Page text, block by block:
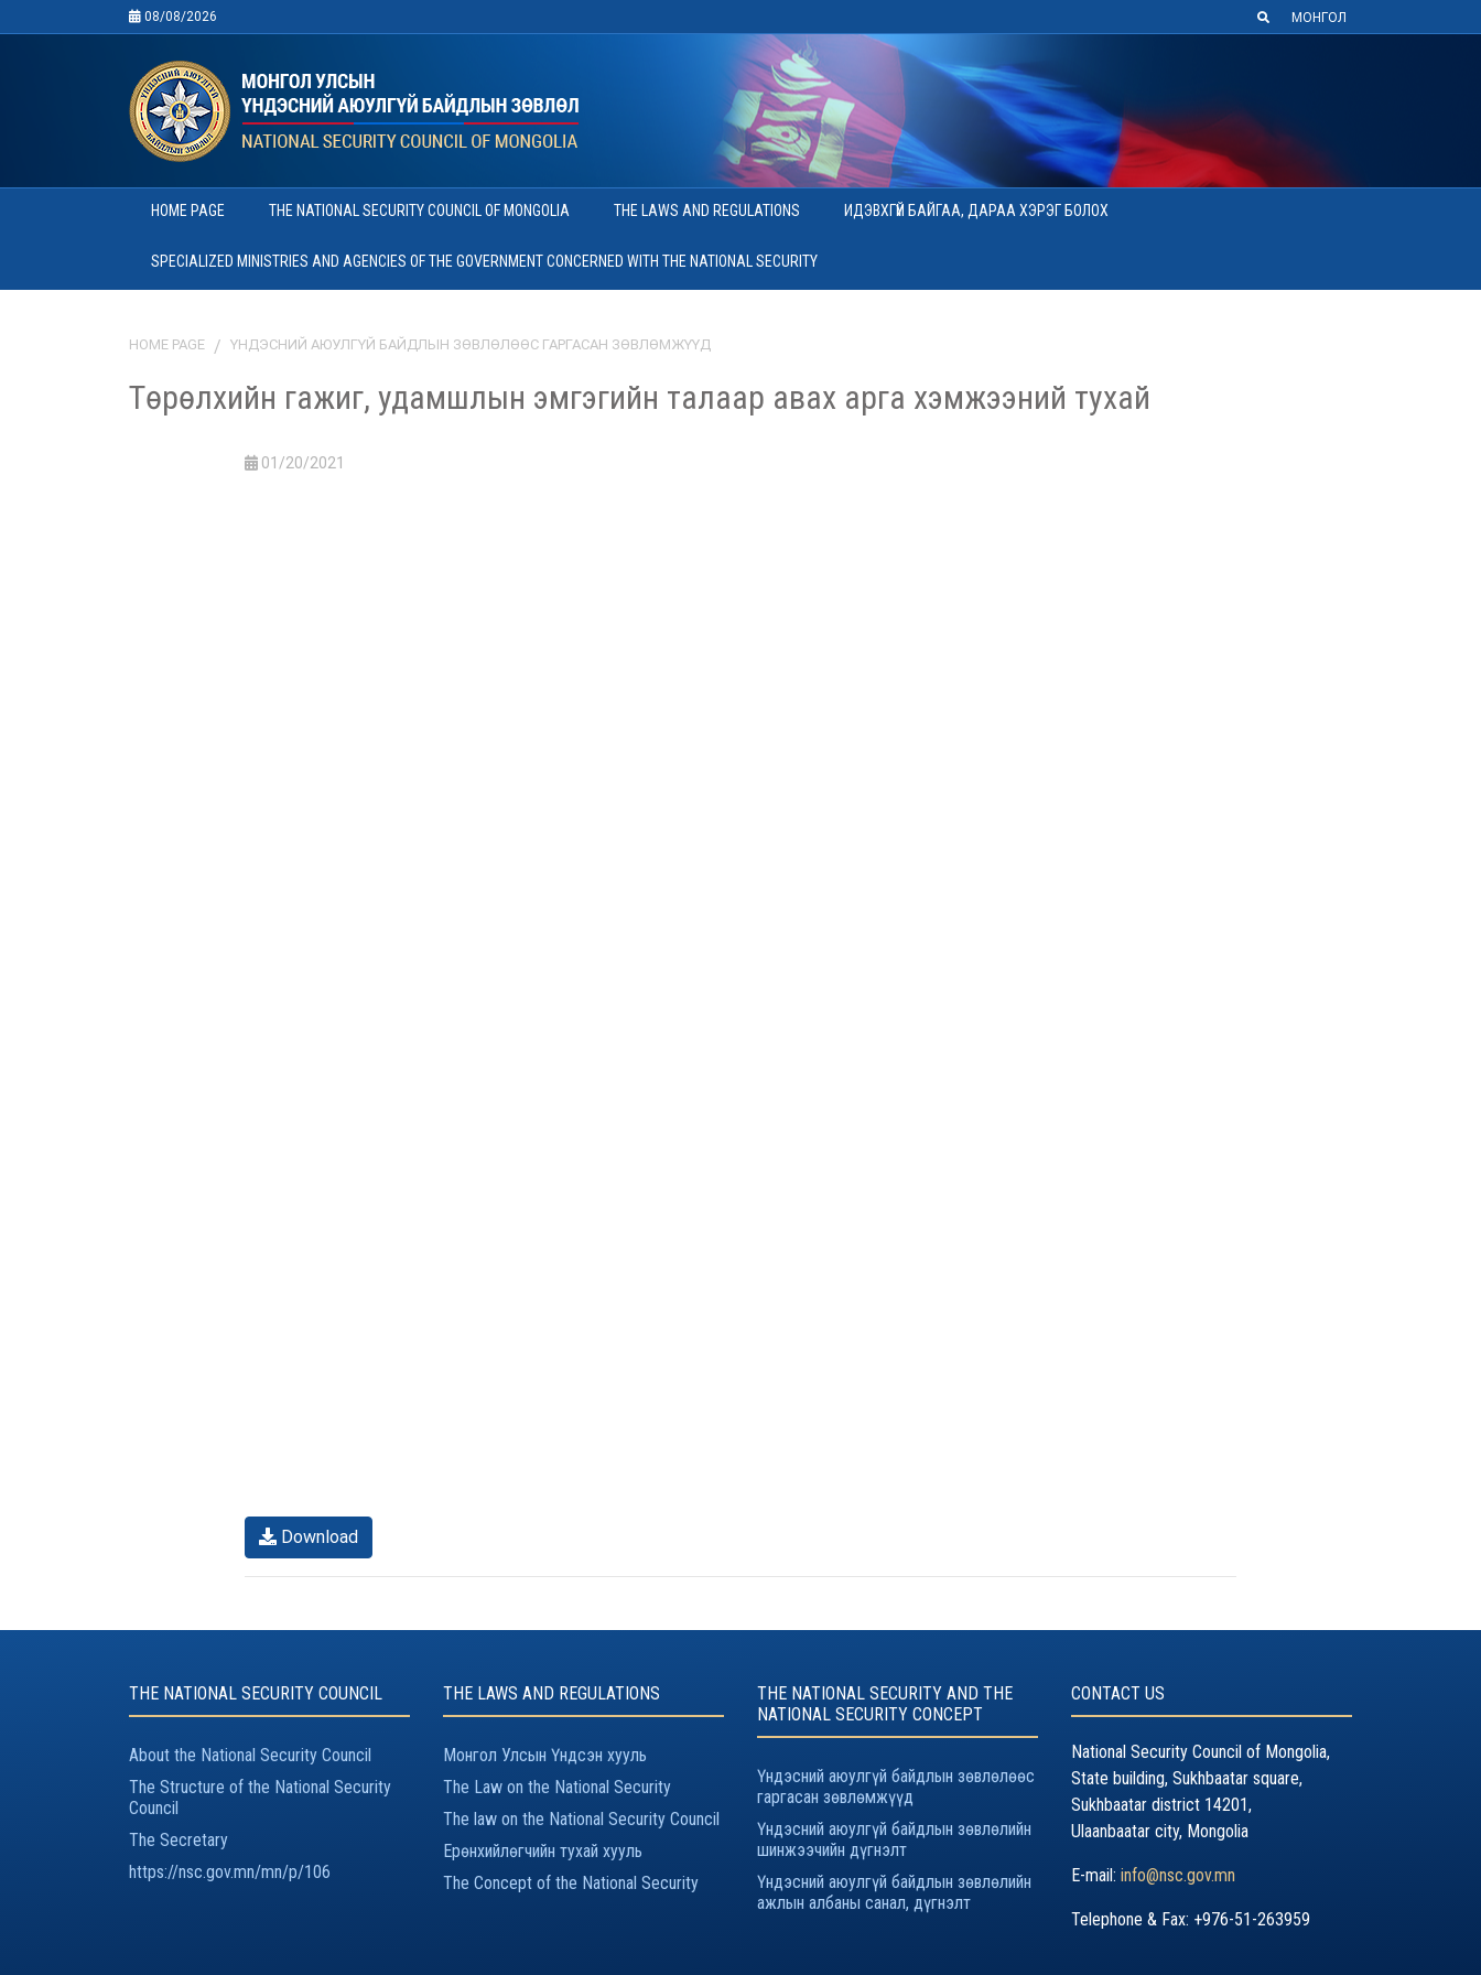
08/08/2026 МОНГОЛ
HOME PAGE THE NATIONAL SECURITY COUNCIL OF MONGOLIA THE LAWS AND REGULATIONS ИДЭВХГҮЙ БАЙГАА, ДАРАА ХЭРЭГ БОЛОХ
SPECIALIZED MINISTRIES AND AGENCIES OF THE GOVERNMENT CONCERNED WITH THE NATIONAL SECURITY
HOME PAGE ҮНДЭСНИЙ АЮУЛГҮЙ БАЙДЛЫН ЗӨВЛӨЛӨӨС ГАРГАСАН ЗӨВЛӨМЖҮҮД
Төрөлхийн гажиг, удамшлын эмгэгийн талаар авах арга хэмжээний тухай
01/20/2021
Download
THE NATIONAL SECURITY COUNCIL
About the National Security Council
The Structure of the National Security
Council
The Secretary
https://nsc.gov.mn/mn/p/106
THE LAWS AND REGULATIONS
Монгол Улсын Үндсэн хууль
The Law on the National Security
The law on the National Security Council
Ерөнхийлөгчийн тухай хууль
The Concept of the National Security
THE NATIONAL SECURITY AND THE
NATIONAL SECURITY CONCEPT
Үндэсний аюулгүй байдлын зөвлөлөөс
гаргасан зөвлөмжүүд
Үндэсний аюулгүй байдлын зөвлөлийн
шинжээчийн дүгнэлт
Үндэсний аюулгүй байдлын зөвлөлийн
ажлын албаны санал, дүгнэлт
CONTACT US
National Security Council of Mongolia,
State building, Sukhbaatar square,
Sukhbaatar district 14201,
Ulaanbaatar city, Mongolia
E-mail: info@nsc.gov.mn
Telephone & Fax: +976-51-263959